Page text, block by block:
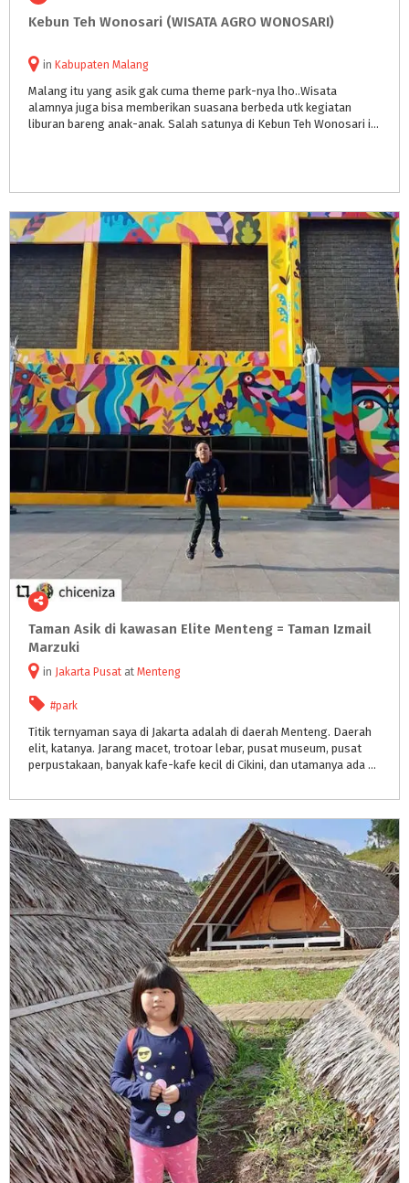
Kebun Teh Wonosari (WISATA AGRO WONOSARI)
in Kabupaten Malang
Malang itu yang asik gak cuma theme park-nya lho..Wisata
alamnya juga bisa memberikan suasana berbeda utk kegiatan
liburan bareng anak-anak. Salah satunya di Kebun Teh Wonosari ini.
Taman Asik di kawasan Elite Menteng = Taman Izmail
Marzuki
in Jakarta Pusat at Menteng
#park
Titik ternyaman saya di Jakarta adalah di daerah Menteng. Daerah
elit, katanya. Jarang macet, trotoar lebar, pusat museum, pusat
perpustakaan, banyak kafe-kafe kecil di Cikini, dan utamanya ada Taman Ismail Marzuki